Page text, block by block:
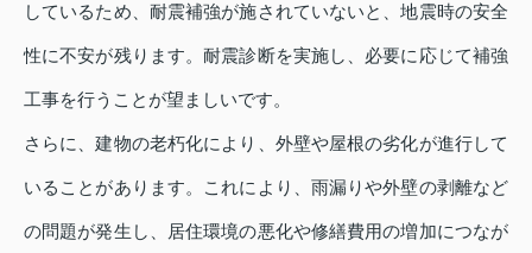
しているため、耐震補強が施されていないと、地震時の安全
性に不安が残ります。耐震診断を実施し、必要に応じて補強
工事を行うことが望ましいです。
さらに、建物の老朽化により、外壁や屋根の劣化が進行して
いることがあります。これにより、雨漏りや外壁の剥離など
の問題が発生し、居住環境の悪化や修繕費用の増加につなが